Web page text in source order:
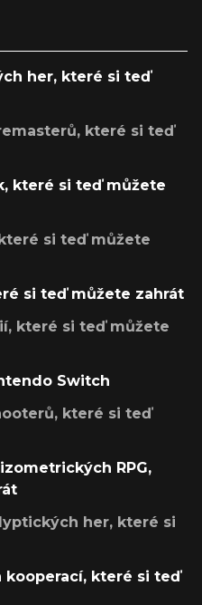
her, které si teď
které si teď
které si teď můžete
si teď můžete
si teď můžete zahrát
které si teď můžete
Switch
které si teď
RPG,
her, které si
kooperací, které si teď